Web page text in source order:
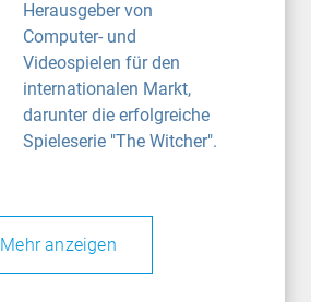
Herausgeber von
Computer- und
Videospielen für den
internationalen Markt,
darunter die erfolgreiche
Spieleserie "The Witcher".
Mehr anzeigen